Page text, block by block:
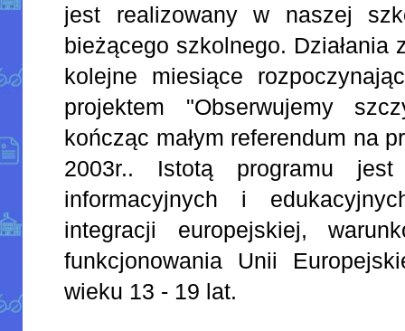
jest realizowany w naszej
bieżącego szkolnego. Działania
kolejne miesiące
projektem "Obserwujemy
kończąc małym referendum na
2003r.. Istotą programu jest
informacyjnych i
integracji europejskiej,
funkcjonowania Unii
wieku 13 - 19 lat.